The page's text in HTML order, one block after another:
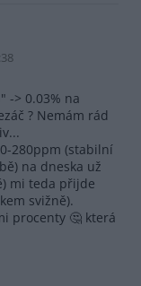
-> 0.03% na
? Nemám rád
280ppm (stabilní
na dneska už
mi teda přijde
svižně).
procenty 🤔 která